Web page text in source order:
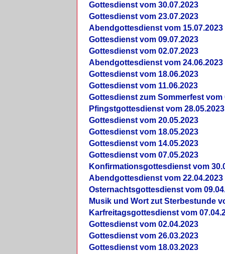
Gottesdienst vom 30.07.2023
Gottesdienst vom 23.07.2023
Abendgottesdienst vom 15.07.2023
Gottesdienst vom 09.07.2023
Gottesdienst vom 02.07.2023
Abendgottesdienst vom 24.06.2023
Gottesdienst vom 18.06.2023
Gottesdienst vom 11.06.2023
Gottesdienst zum Sommerfest vom
Pfingstgottesdienst vom 28.05.2023
Gottesdienst vom 20.05.2023
Gottesdienst vom 18.05.2023
Gottesdienst vom 14.05.2023
Gottesdienst vom 07.05.2023
Konfirmationsgottesdienst vom
Abendgottesdienst vom 22.04.2023
Osternachtsgottesdienst vom
Musik und Wort zut Sterbestunde
Karfreitagsgottesdienst vom
Gottesdienst vom 02.04.2023
Gottesdienst vom 26.03.2023
Gottesdienst vom 18.03.2023